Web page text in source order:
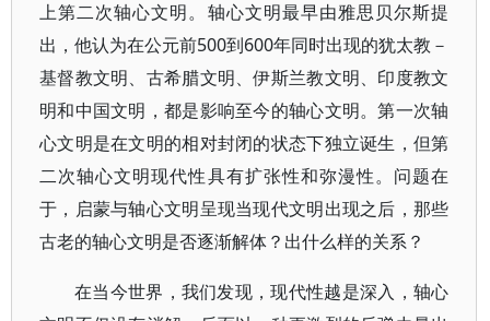
上第二次轴心文明。轴心文明最早由雅思贝尔斯提
出，他认为在公元前500到600年同时出现的犹太教－
基督教文明、古希腊文明、伊斯兰教文明、印度教文
明和中国文明，都是影响至今的轴心文明。第一次轴
心文明是在文明的相对封闭的状态下独立诞生，但第
二次轴心文明现代性具有扩张性和弥漫性。问题在
于，启蒙与轴心文明呈现当现代文明出现之后，那些
古老的轴心文明是否逐渐解体？出什么样的关系？
在当今世界，我们发现，现代性越是深入，轴心